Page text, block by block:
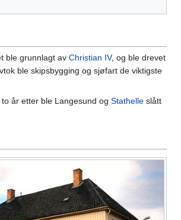
ble grunnlagt av Christian IV, og ble drevet
ble skipsbygging og sjøfart de viktigste
to år etter ble Langesund og Stathelle slått